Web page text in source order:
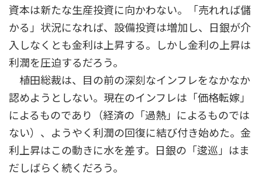
資本は新たな生産投資に向かわない。「売れれば儲
かる」状況になれば、設備投資は増加し、日銀が介
入しなくとも金利は上昇する。しかし金利の上昇は
利潤を圧迫するだろう。
植田総裁は、目の前の深刻なインフレをなかなか
認めようとしない。現在のインフレは「価格転嫁」
によるものであり（経済の「過熱」によるものでは
ない）、ようやく利潤の回復に結び付き始めた。金
利上昇はこの動きに水を差す。日銀の「逡巡」はま
だしばらく続くだろう。